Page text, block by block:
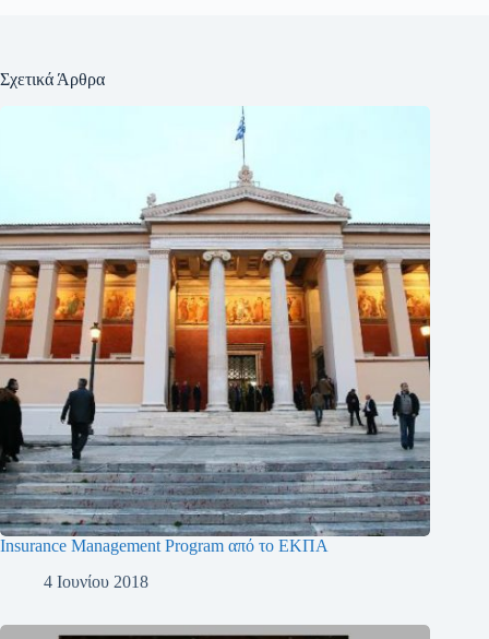
Σχετικά Άρθρα
Insurance Management Program από το ΕΚΠΑ
4 Ιουνίου 2018